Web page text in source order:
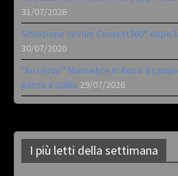
31/07/2026
Situazione circuiti Contest360° dopo
30/07/2026
“Au revoir” Monselice in Rosa. Il
passa a Gallio 29/07/2026
I più letti della settimana